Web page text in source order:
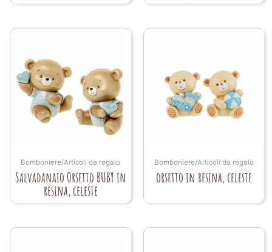
Bomboniere/Articoli da regalo
Salvadanaio Orsetto BUBY in
resina, celeste
Bomboniere/Articoli da regalo
orsetto in resina, celeste